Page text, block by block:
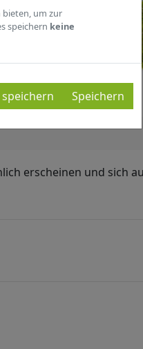
um zur
speichern keine
Speichern
erscheinen und sich